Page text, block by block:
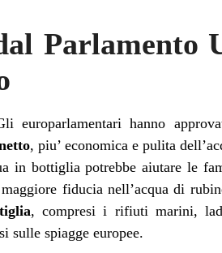
Parlamento
europarlamentari hanno
, piu’ economica e pulita dell’
in bottiglia potrebbe aiutare le
fiducia nell’acqua di
, compresi i rifiuti marini,
sulle spiagge europee.